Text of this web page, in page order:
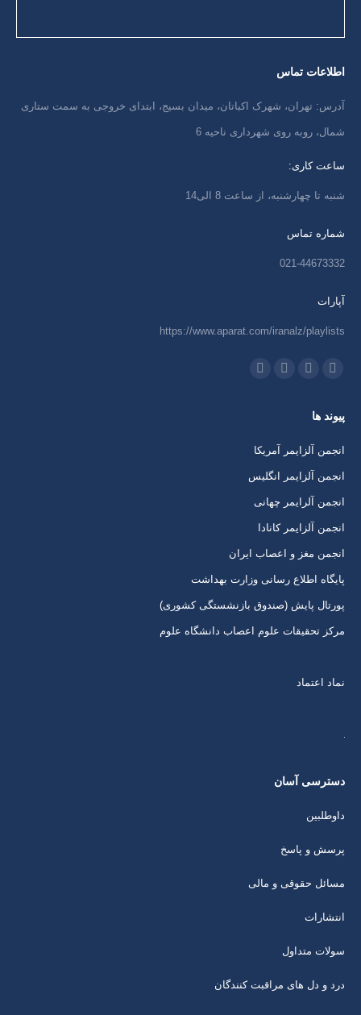
اطلاعات تماس
آدرس: تهران، شهرک اکباتان، میدان بسیج، ابتدای خروجی به سمت ستاری
شمال، روبه روی شهرداری ناحیه 6
ساعت کاری:
شنبه تا چهارشنبه، از ساعت 8 الی14
شماره تماس
021-44673332
آپارات
https://www.aparat.com/iranalz/playlists
ما را دنبال کنید در:
کردن
پنجره
جدید
پنجره
جدید
پنجره
جدید
پنجره
جدید
پیوند ها
انجمن آلزایمر آمریکا
انجمن آلزایمر انگلیس
انجمن آلرایمر چهانی
انجمن آلزایمر کانادا
انجمن مغز و اعصاب ایران
پایگاه اطلاع رسانی وزارت بهداشت
پورتال پایش (صندوق بازنشستگی کشوری)
مرکز تحقیقات علوم اعصاب دانشگاه علوم
نماد اعتماد
دسترسی آسان
داوطلبین
پرسش و پاسخ
مسائل حقوقی و مالی
انتشارات
سولات متداول
درد و دل های مراقبت کنندگان